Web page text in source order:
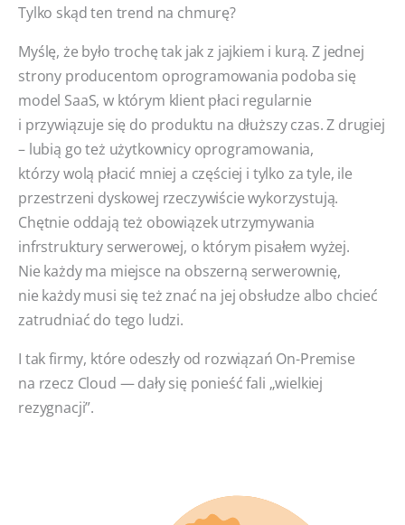
Tylko skąd ten trend na chmurę?
Myślę, że było trochę tak jak z jajkiem i kurą. Z jednej
strony producentom oprogramowania podoba się
model SaaS, w którym klient płaci regularnie
i przywiązuje się do produktu na dłuższy czas. Z drugiej
– lubią go też użytkownicy oprogramowania,
którzy wolą płacić mniej a częściej i tylko za tyle, ile
przestrzeni dyskowej rzeczywiście wykorzystują.
Chętnie oddają też obowiązek utrzymywania
infrstruktury serwerowej, o którym pisałem wyżej.
Nie każdy ma miejsce na obszerną serwerownię,
nie każdy musi się też znać na jej obsłudze albo chcieć
zatrudniać do tego ludzi.
I tak firmy, które odeszły od rozwiązań On-Premise
na rzecz Cloud — dały się ponieść fali „wielkiej
rezygnacji”.